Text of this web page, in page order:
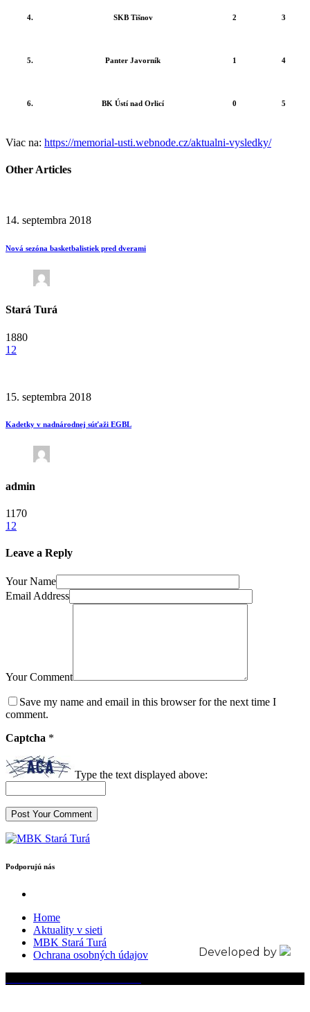
4. SKB Tišnov 2 3
5. Panter Javorník 1 4
6. BK Ústí nad Orlicí 0 5
Viac na: https://memorial-usti.webnode.cz/aktualni-vysledky/
Other Articles
14. septembra 2018
Nová sezóna basketbalistiek pred dverami
Stará Turá
1880
12
15. septembra 2018
Kadetky v nadnárodnej súťaži EGBL
admin
1170
12
Leave a Reply
Your Name
Email Address
Your Comment
Save my name and email in this browser for the next time I
comment.
Captcha *
Type the text displayed above:
Podporujú nás
Home
Aktuality v sieti
MBK Stará Turá
Ochrana osobných údajov
Developed by